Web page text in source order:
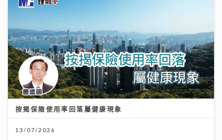
按揭保險使用率回落屬健康現象
13/07/2026